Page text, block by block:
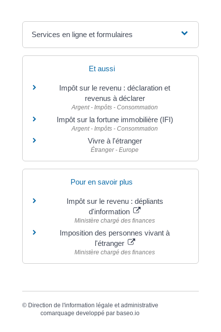
Services en ligne et formulaires
Et aussi
Impôt sur le revenu : déclaration et
revenus à déclarer
Argent - Impôts - Consommation
Impôt sur la fortune immobilière (IFI)
Argent - Impôts - Consommation
Vivre à l'étranger
Étranger - Europe
Pour en savoir plus
Impôt sur le revenu : dépliants
d'information
Ministère chargé des finances
Imposition des personnes vivant à
l'étranger
Ministère chargé des finances
© Direction de l'information légale et administrative
comarquage developpé par baseo.io